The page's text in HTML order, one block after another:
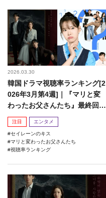
2026.03.30
韓国ドラマ視聴率ランキング[2
026年3月第4週]｜『マリと変
わったお父さんたち』最終回の
視聴率は？
注目 エンタメ
セイレーンのキス
マリと変わったお父さんたち
視聴率ランキング